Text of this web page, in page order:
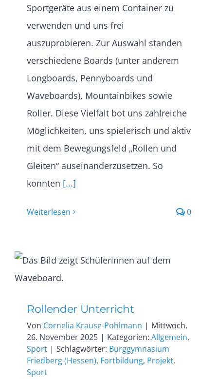
Sportgeräte aus einem Container zu
verwenden und uns frei
auszuprobieren. Zur Auswahl standen
verschiedene Boards (unter anderem
Longboards, Pennyboards und
Waveboards), Mountainbikes sowie
Roller. Diese Vielfalt bot uns zahlreiche
Möglichkeiten, uns spielerisch und aktiv
mit dem Bewegungsfeld „Rollen und
Gleiten“ auseinanderzusetzen. So
konnten [...]
Weiterlesen 0
Rollender Unterricht
Von Cornelia Krause-Pohlmann | Mittwoch,
26. November 2025 | Kategorien: Allgemein,
Sport | Schlagwörter: Burggymnasium
Friedberg (Hessen), Fortbildung, Projekt,
Sport